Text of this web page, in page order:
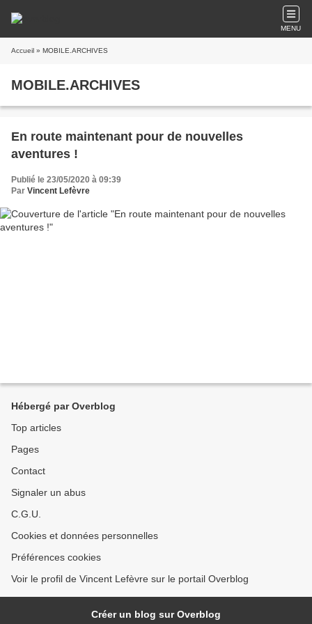
MENU
Accueil » MOBILE.ARCHIVES
MOBILE.ARCHIVES
En route maintenant pour de nouvelles
aventures !
Publié le 23/05/2020 à 09:39
Par Vincent Lefèvre
Hébergé par Overblog
Top articles
Pages
Contact
Signaler un abus
C.G.U.
Cookies et données personnelles
Préférences cookies
Voir le profil de Vincent Lefèvre sur le portail Overblog
Créer un blog sur Overblog